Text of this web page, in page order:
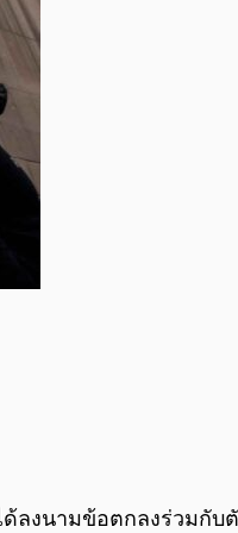
ลงนามข้อตกลงร่วมกับ